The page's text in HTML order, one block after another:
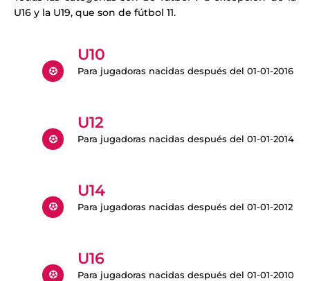
U16 y la U19, que son de fútbol 11.
U10
Para jugadoras nacidas después del 01-01-2016
U12
Para jugadoras nacidas después del 01-01-2014
U14
Para jugadoras nacidas después del 01-01-2012
U16
Para jugadoras nacidas después del 01-01-2010